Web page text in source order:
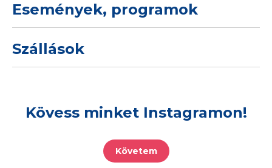
Események, programok
Szállások
Kövess minket Instagramon!
Követem